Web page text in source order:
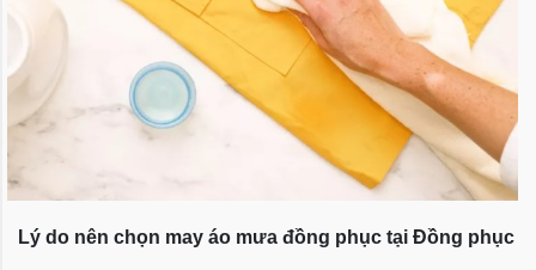
Lý do nên chọn may áo mưa đồng phục tại Đồng phục